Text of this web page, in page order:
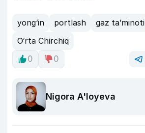
yong‘in portlash
gaz ta’minoti
O‘rta Chirchiq
0
0
Nigora A'loyeva